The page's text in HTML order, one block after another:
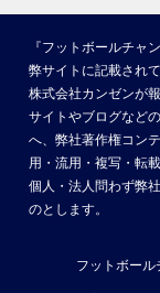
『フットボールチャ
弊サイトに記載され
株式会社カンゼンが
サイトやブログなど
へ、弊社著作権コン
用・流用・複写・転
個人・法人問わず弊
のとします。
フットボール